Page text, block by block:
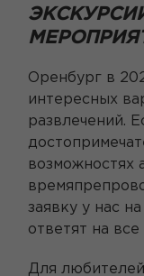
Оренбург в
интересных
развлечений.
возможностях
заявку у нас
ответят на
Для